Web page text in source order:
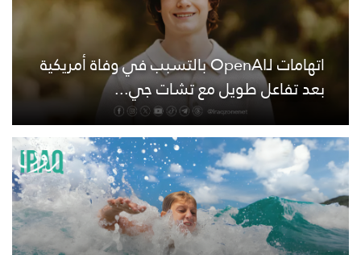
اتهامات لـOpenAI بالتسبب في وفاة أمريكية
بعد تفاعل طويل مع تشات جي...